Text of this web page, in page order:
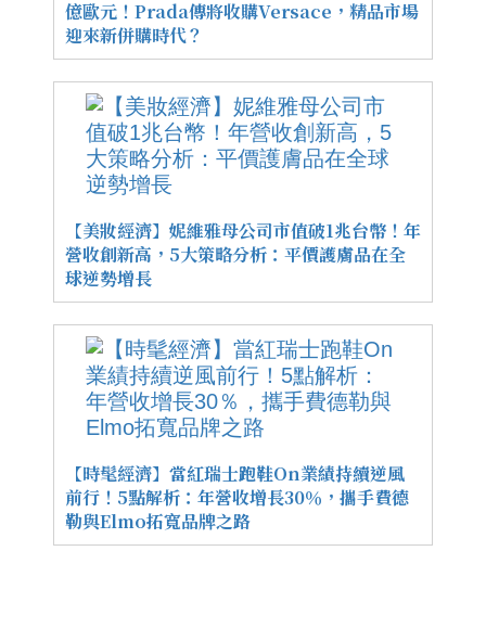
億歐元！Prada傳將收購Versace，精品市場
迎來新併購時代？
【美妝經濟】妮維雅母公司市值破1兆台幣！年
營收創新高，5大策略分析：平價護膚品在全
球逆勢增長
【時髦經濟】當紅瑞士跑鞋On業績持續逆風
前行！5點解析：年營收增長30％，攜手費德
勒與Elmo拓寬品牌之路